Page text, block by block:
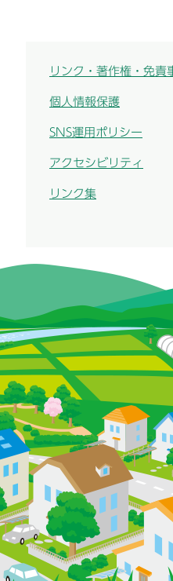
リンク・著作権・免責
個人情報保護
SNS運用ポリシー
アクセシビリティ
リンク集